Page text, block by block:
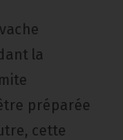
la
préparée
cette